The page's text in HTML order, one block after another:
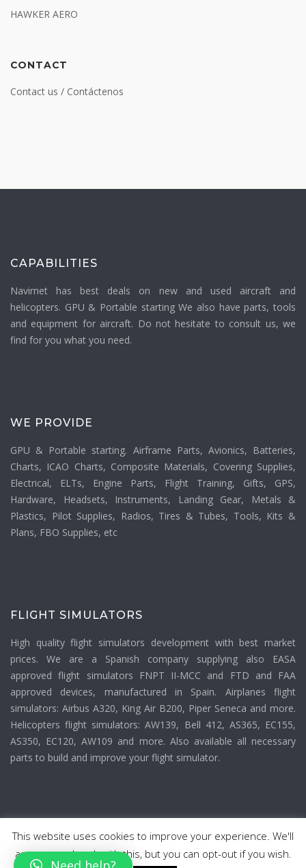
HAWKER AERO
CONTACT
Contact us / Contáctenos
CAPABILITIES
Navirnet has best deals on new and used aircraft and
helicopters. GPU & Portable starting We also have parts, tools
and equipment for aircraft. Do not hesitate to consult us, we
find for you what you need.
WE PROVIDE
GPU & Portable starting. Airframe Parts, Avionics, Batteries,
Charts, ICAO Charts, Composite Materials, Covering Supplies,
Electrical, ELTs, Engine Parts, Flight Training, Gifts, GPS,
Hardware, Headsets, Instruments, Landing Gear, Metals &
Plastics, Pilot Supplies, Radios, Tires & Tubes, Tools, Kits &
Plans, FBO Supplies, etc
FLIGHT SIMULATORS
High quality flight simulators development with best market
prices. We are a Spanish company supplying also EASA
approved flight simulators FNPT II-MCC and FTD and FAA
approved devices, manufactured in Spain. Airplanes flight
simulators: Airbus A320, King Air B200, Piper Seneca and more.
Helicopters flight simulators: AW139, Bell 412, AS365, EC155,
AS350, EC120, AW109 and more. Also available all necessary
parts to build and improve your flight simulator.
2026 © Navirnet Spain | All rights reserved |Política de calidad|
This website uses cookies to improve your experience. We'll
assume you're ok with this, but you can opt-out if you wish.